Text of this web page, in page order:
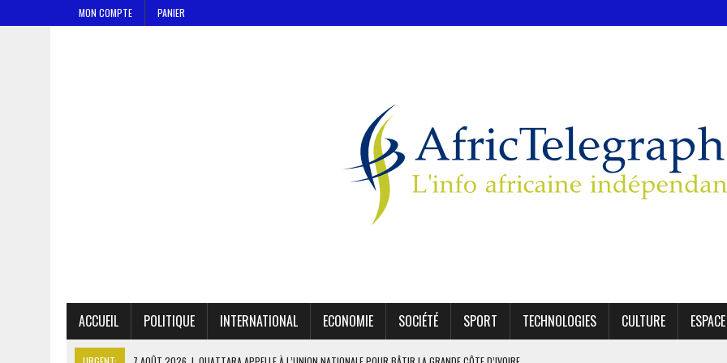
MON COMPTE PANIER
ACCUEIL POLITIQUE INTERNATIONAL ECONOMIE SOCIÉTÉ SPORT TECHNOLOGIES CULTURE